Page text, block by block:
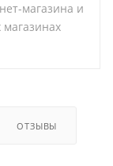
магазина и
ОТЗЫВЫ